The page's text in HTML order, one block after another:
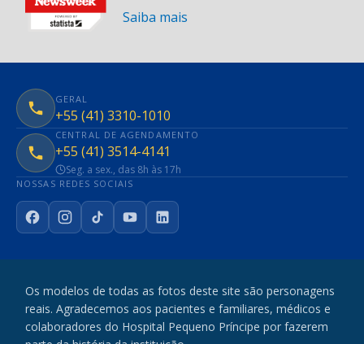
Saiba mais
GERAL
+55 (41) 3310-1010
CENTRAL DE AGENDAMENTO
+55 (41) 3514-4141
Seg. a sex., das 8h às 17h
NOSSAS REDES SOCIAIS
FacebookInstagram
TikTokYouTubeLinkedIn
Os modelos de todas as fotos deste site são personagens
reais. Agradecemos aos pacientes e familiares, médicos e
colaboradores do Hospital Pequeno Príncipe por fazerem